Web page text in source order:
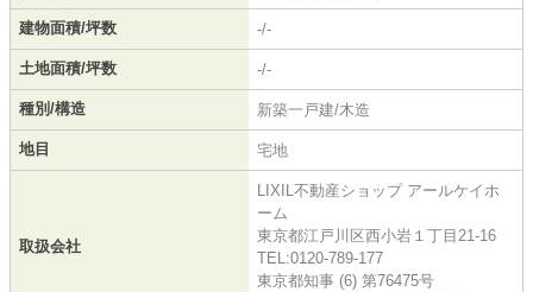
建物面積/坪数 -/-
土地面積/坪数 -/-
種別/構造 新築一戸建/木造
地目 宅地
取扱会社
LIXIL不動産ショップ アールケイホ
ーム
東京都江戸川区西小岩１丁目21-16
TEL:0120-789-177
東京都知事 (6) 第76475号